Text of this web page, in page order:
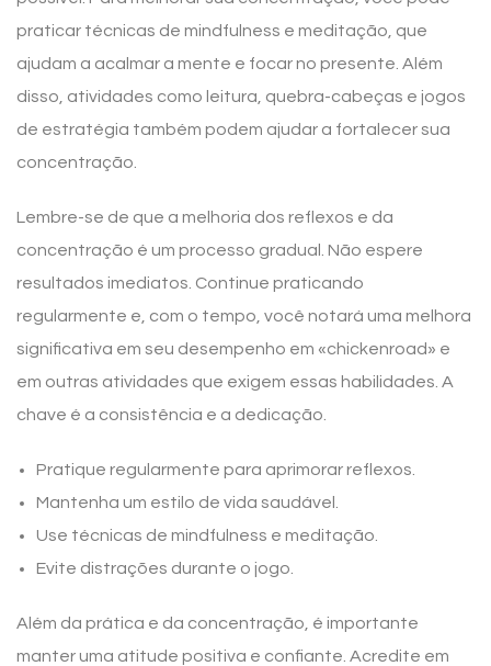
praticar técnicas de mindfulness e meditação, que
ajudam a acalmar a mente e focar no presente. Além
disso, atividades como leitura, quebra-cabeças e jogos
de estratégia também podem ajudar a fortalecer sua
concentração.
Lembre-se de que a melhoria dos reflexos e da
concentração é um processo gradual. Não espere
resultados imediatos. Continue praticando
regularmente e, com o tempo, você notará uma melhora
significativa em seu desempenho em «chickenroad» e
em outras atividades que exigem essas habilidades. A
chave é a consistência e a dedicação.
Pratique regularmente para aprimorar reflexos.
Mantenha um estilo de vida saudável.
Use técnicas de mindfulness e meditação.
Evite distrações durante o jogo.
Além da prática e da concentração, é importante
manter uma atitude positiva e confiante. Acredite em